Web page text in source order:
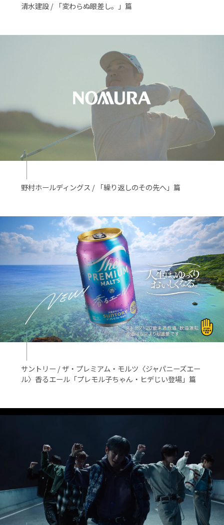
清水建設 / 「変わらぬ眼差し。」篇
野村ホールディングス / 「繰り返しのその先へ」篇
サントリー / ザ・プレミアム・モルツ〈ジャパニーズエー
ル〉香るエール「プレモル子ちゃん・ヒデじい登場」篇